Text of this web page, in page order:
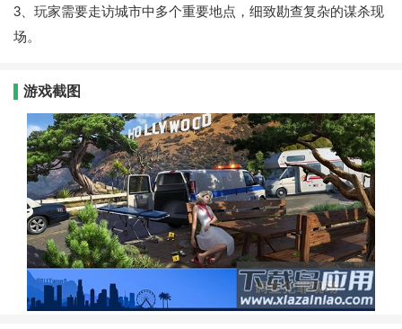
3、玩家需要走访城市中多个重要地点，细致勘查复杂的谋杀现
场。
游戏截图